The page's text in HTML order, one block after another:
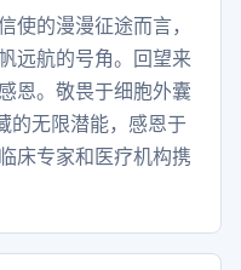
使的漫漫征途而言，
远航的号角。回望来
恩。敬畏于细胞外囊
的无限潜能，感恩于
床专家和医疗机构携